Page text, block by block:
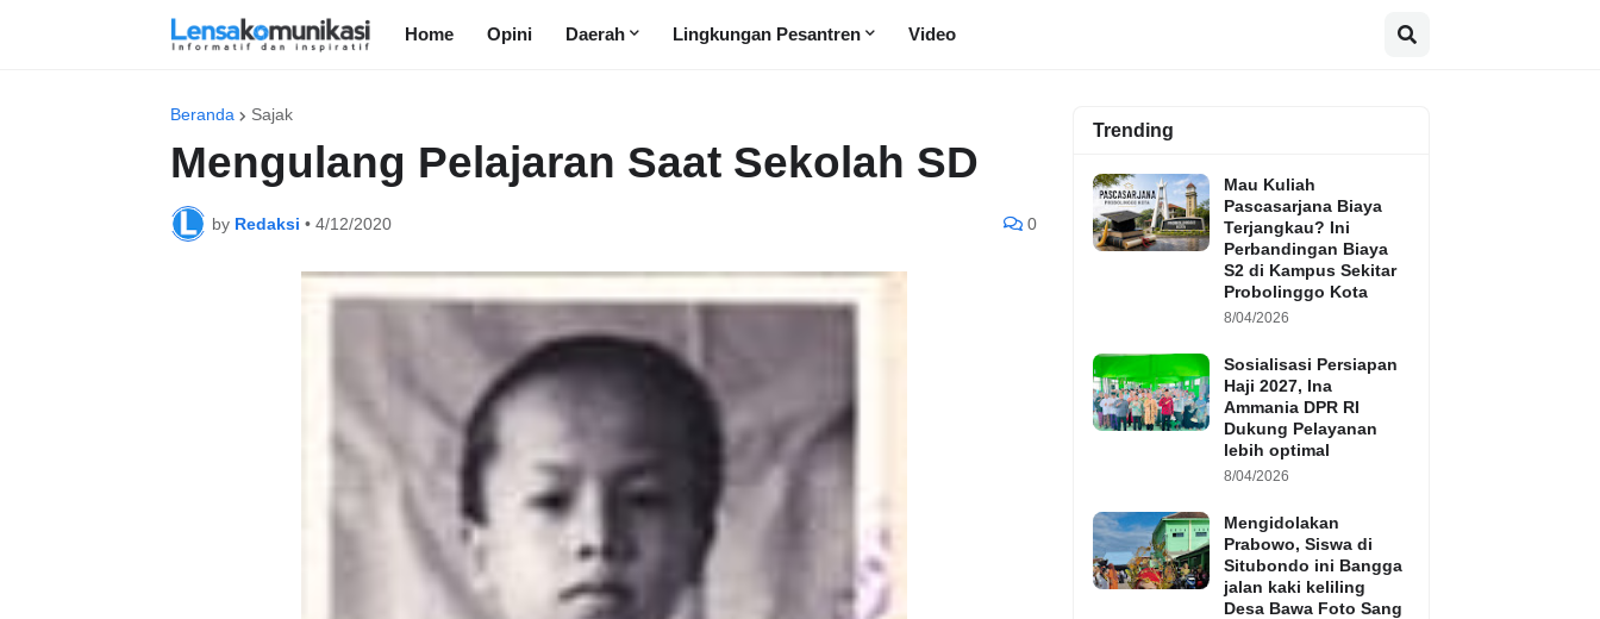
Home Opini Daerah Lingkungan Pesantren Video
Beranda Sajak
Mengulang Pelajaran Saat Sekolah SD
by Redaksi • 4/12/2020 0
Trending
Mau Kuliah
Pascasarjana Biaya
Terjangkau? Ini
Perbandingan Biaya
S2 di Kampus Sekitar
Probolinggo Kota
8/04/2026
Sosialisasi Persiapan
Haji 2027, Ina
Ammania DPR RI
Dukung Pelayanan
lebih optimal
8/04/2026
Mengidolakan
Prabowo, Siswa di
Situbondo ini Bangga
jalan kaki keliling
Desa Bawa Foto Sang